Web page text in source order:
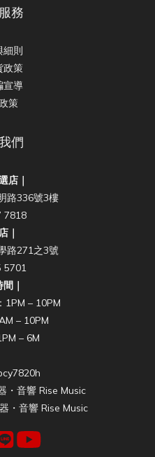
務
細則
政策
宣導
策
們
店｜
路336號3樓
7818
｜
路271之3號
5701
｜
1PM – 10PM
– 10PM
– 6M
・音響 Rise Music
・音響 Rise Music